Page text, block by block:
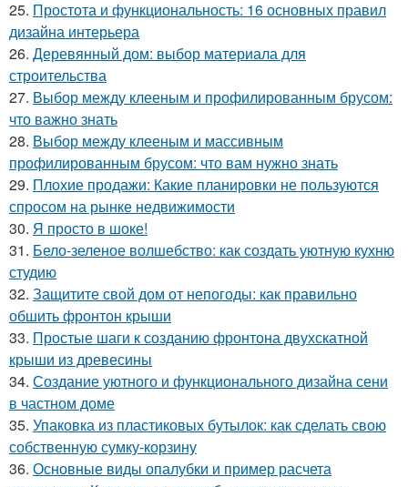
25. Простота и функциональность: 16 основных правил
дизайна интерьера
26. Деревянный дом: выбор материала для
строительства
27. Выбор между клееным и профилированным брусом:
что важно знать
28. Выбор между клееным и массивным
профилированным брусом: что вам нужно знать
29. Плохие продажи: Какие планировки не пользуются
спросом на рынке недвижимости
30. Я просто в шоке!
31. Бело-зеленое волшебство: как создать уютную кухню
студию
32. Защитите свой дом от непогоды: как правильно
обшить фронтон крыши
33. Простые шаги к созданию фронтона двухскатной
крыши из древесины
34. Создание уютного и функционального дизайна сени
в частном доме
35. Упаковка из пластиковых бутылок: как сделать свою
собственную сумку-корзину
36. Основные виды опалубки и пример расчета